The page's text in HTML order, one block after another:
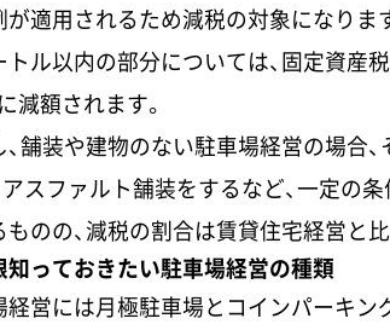
が適用されるため減税の対象になりま
トル以内の部分については、固定資産
減額されます。
、舗装や建物のない駐車場経営の場合
アスファルト舗装をするなど、一定の
ものの、減税の割合は賃貸住宅経営と
知っておきたい駐車場経営の種類
経営には月極駐車場とコインパーキン